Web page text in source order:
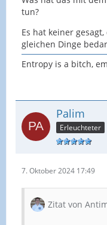
tun?
Es hat keiner
gleichen Dinge
Entropy is a bitch,
Palim
Erleuchteter
7. Oktober 2024 17:49
Zitat von